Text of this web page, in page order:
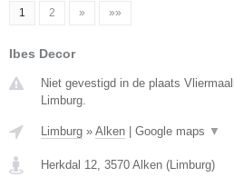
1 2 » »»
Ibes Decor
Niet gevestigd in de plaats
Limburg.
Limburg » Alken Google maps ▼
Herkdal 12, 3570 Alken (Limburg)